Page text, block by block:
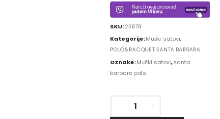
SKU:23878
Kategorije:Muški satovi,
POLO&RACQUET SANTA BARBARA
Oznake:Muški satovi,santa
barbara polo